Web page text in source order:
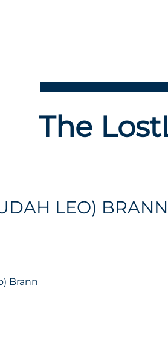
The
LEO) BRANN
Brann